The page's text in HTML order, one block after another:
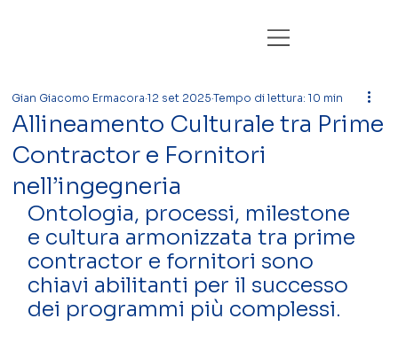
Allineamento Culturale tra Prime
Contractor e Fornitori
nell’ingegneria
Gian Giacomo Ermacora 12 set 2025 Tempo di lettura: 10 min
Ontologia, processi, milestone
e cultura armonizzata tra prime
contractor e fornitori sono
chiavi abilitanti per il successo
dei programmi più complessi.